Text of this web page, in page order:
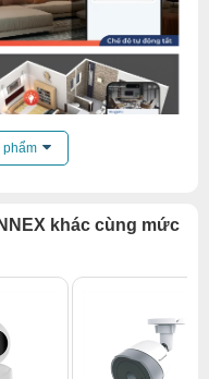
phẩm
khác cùng mức